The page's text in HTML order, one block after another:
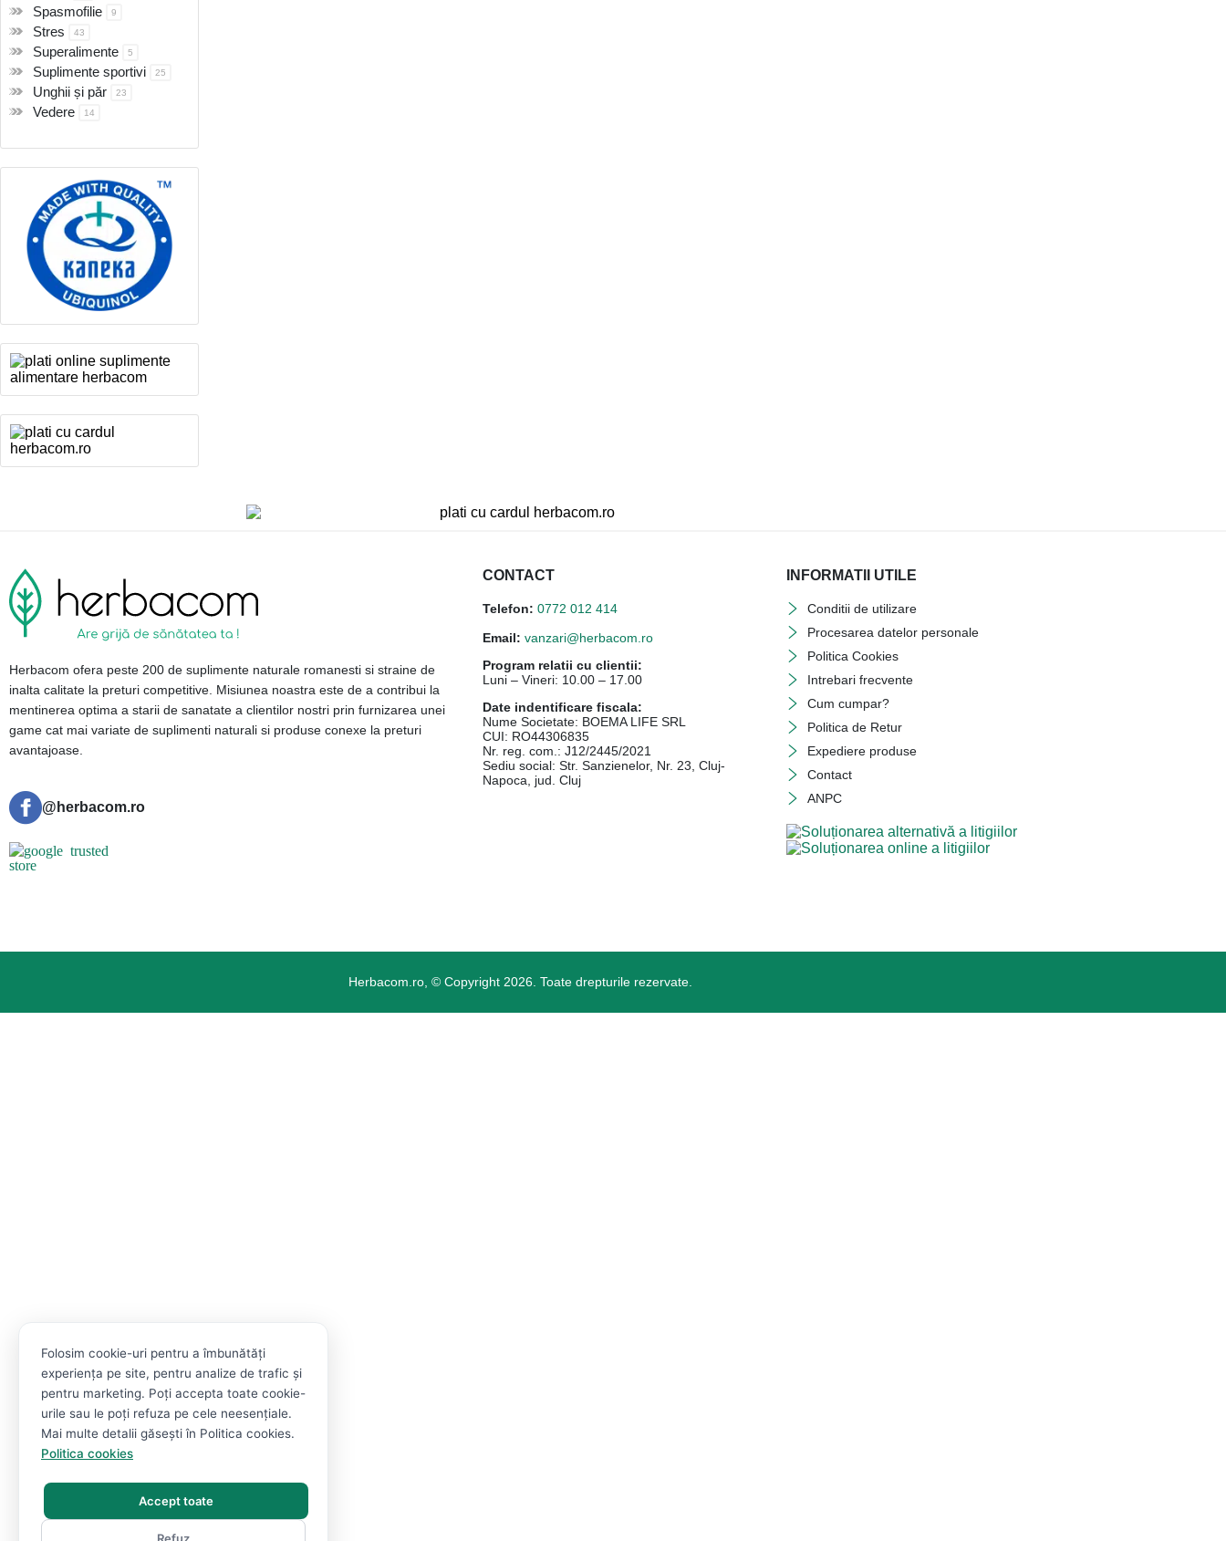
Spasmofilie 9
Stres 43
Superalimente 5
Suplimente sportivi 25
Unghii și păr 23
Vedere 14
Herbacom ofera peste 200 de suplimente naturale romanesti si straine de
inalta calitate la preturi competitive. Misiunea noastra este de a contribui la
mentinerea optima a starii de sanatate a clientilor nostri prin furnizarea unei
game cat mai variate de suplimenti naturali si produse conexe la preturi
avantajoase.
@herbacom.ro
CONTACT
Telefon:0772 012 414
Email:vanzari@herbacom.ro
Program relatii cu clientii:
Luni – Vineri: 10.00 – 17.00
Date indentificare fiscala:
Nume Societate: BOEMA LIFE SRL
CUI: RO44306835
Nr. reg. com.: J12/2445/2021
Sediu social: Str. Sanzienelor, Nr. 23, Cluj-
Napoca, jud. Cluj
INFORMATII UTILE
Conditii de utilizare
Procesarea datelor personale
Politica Cookies
Intrebari frecvente
Cum cumpar?
Politica de Retur
Expediere produse
Contact
ANPC
Herbacom.ro, © Copyright 2026. Toate drepturile rezervate.
Folosim cookie-uri pentru a îmbunătăți
experiența pe site, pentru analize de trafic și
pentru marketing. Poți accepta toate cookie-
urile sau le poți refuza pe cele neesențiale.
Mai multe detalii găsești în Politica cookies.
Politica cookies
Accept toate